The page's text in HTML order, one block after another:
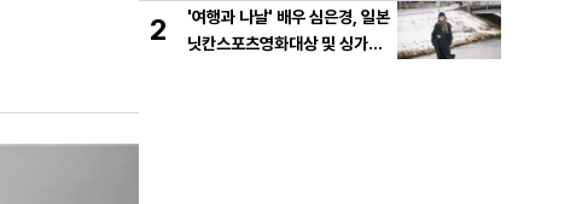
샷 스틸 공개!
2
'여행과 나날' 배우 심은경, 일본
닛칸스포츠영화대상 및 싱가포